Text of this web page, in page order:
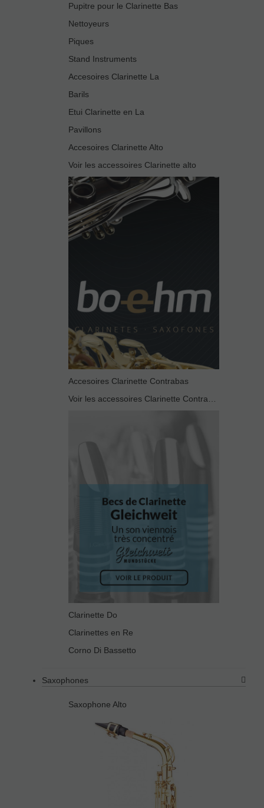
Pupitre pour le Clarinette Bas
Nettoyeurs
Piques
Stand Instruments
Accesoires Clarinette La
Barils
Etui Clarinette en La
Pavillons
Accesoires Clarinette Alto
Voir les accessoires Clarinette alto
Accesoires Clarinette Contrabas
Clarinette Do
Clarinettes en Re
Corno Di Bassetto
Saxophones
Saxophone Alto